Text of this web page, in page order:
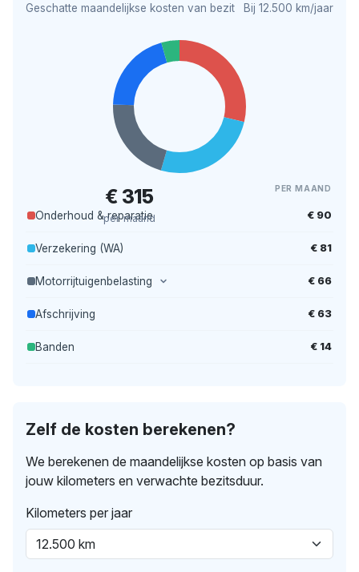
Geschatte maandelijkse kosten van bezit Bij 12.500 km/jaar
€ 315
per maand
PER MAAND
Onderhoud & reparatie € 90
Verzekering (WA) € 81
Motorrijtuigenbelasting € 66
Afschrijving € 63
Banden € 14
Zelf de kosten berekenen?
We berekenen de maandelijkse kosten op basis van
jouw kilometers en verwachte bezitsduur.
Kilometers per jaar